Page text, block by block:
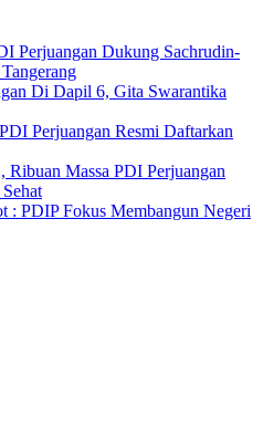
Perjuangan Dukung Sachrudin-
Di Dapil 6, Gita Swarantika
Perjuangan Resmi Daftarkan
Massa PDI Perjuangan
: PDIP Fokus Membangun Negeri